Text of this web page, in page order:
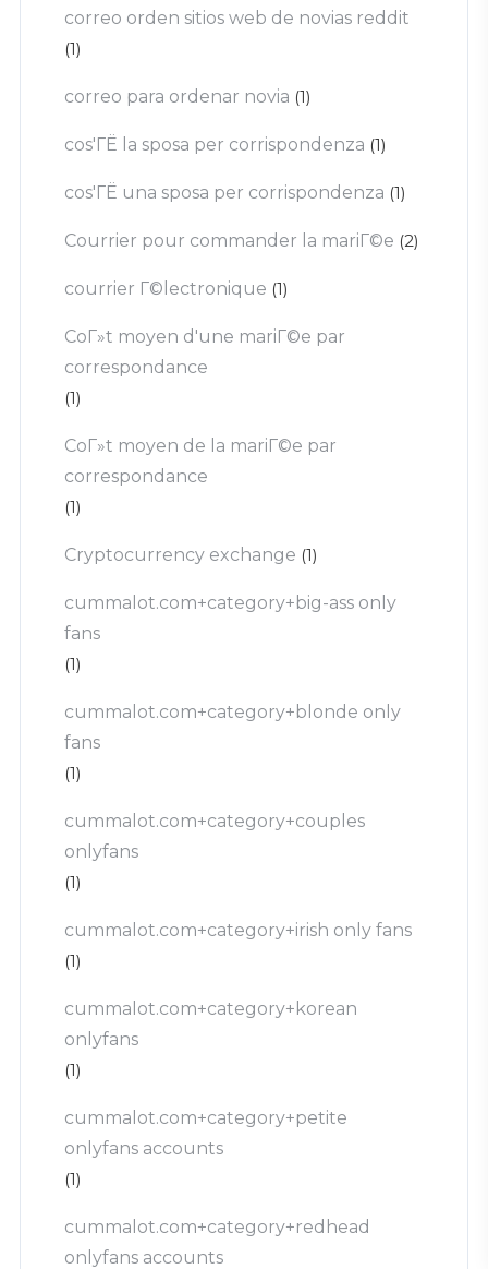
correo orden sitios web de novias reddit
(1)
correo para ordenar novia (1)
cos'ГЁ la sposa per corrispondenza (1)
cos'ГЁ una sposa per corrispondenza (1)
Courrier pour commander la mariГ©e (2)
courrier Г©lectronique (1)
CoГ»t moyen d'une mariГ©e par
correspondance
(1)
CoГ»t moyen de la mariГ©e par
correspondance
(1)
Cryptocurrency exchange (1)
cummalot.com+category+big-ass only
fans
(1)
cummalot.com+category+blonde only
fans
(1)
cummalot.com+category+couples
onlyfans
(1)
cummalot.com+category+irish only fans
(1)
cummalot.com+category+korean
onlyfans
(1)
cummalot.com+category+petite
onlyfans accounts
(1)
cummalot.com+category+redhead
onlyfans accounts